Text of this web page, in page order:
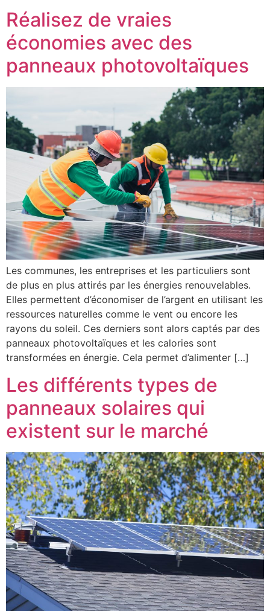
Réalisez de vraies
économies avec des
panneaux photovoltaïques
Les communes, les entreprises et les particuliers sont
de plus en plus attirés par les énergies renouvelables.
Elles permettent d’économiser de l’argent en utilisant les
ressources naturelles comme le vent ou encore les
rayons du soleil. Ces derniers sont alors captés par des
panneaux photovoltaïques et les calories sont
transformées en énergie. Cela permet d’alimenter […]
Les différents types de
panneaux solaires qui
existent sur le marché